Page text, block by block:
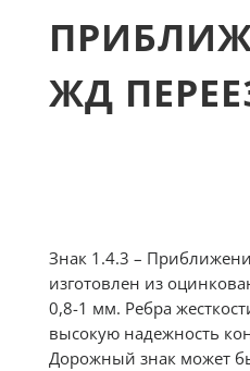
ЖД
Знак 1.4.3 –
изготовлен из
0,8-1 мм. Ребра
высокую надежность
Дорожный знак может